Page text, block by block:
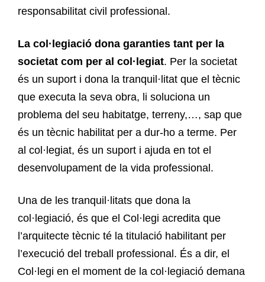
responsabilitat civil professional.
La col·legiació dona garanties tant per la
societat com per al col·legiat. Per la societat
és un suport i dona la tranquil·litat que el tècnic
que executa la seva obra, li soluciona un
problema del seu habitatge, terreny,…, sap que
és un tècnic habilitat per a dur-ho a terme. Per
al col·legiat, és un suport i ajuda en tot el
desenvolupament de la vida professional.
Una de les tranquil·litats que dona la
col·legiació, és que el Col·legi acredita que
l’arquitecte tècnic té la titulació habilitant per
l’execució del treball professional. És a dir, el
Col·legi en el moment de la col·legiació demana